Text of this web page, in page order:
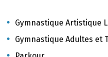
Gymnastique Artistique
Gymnastique Adultes et